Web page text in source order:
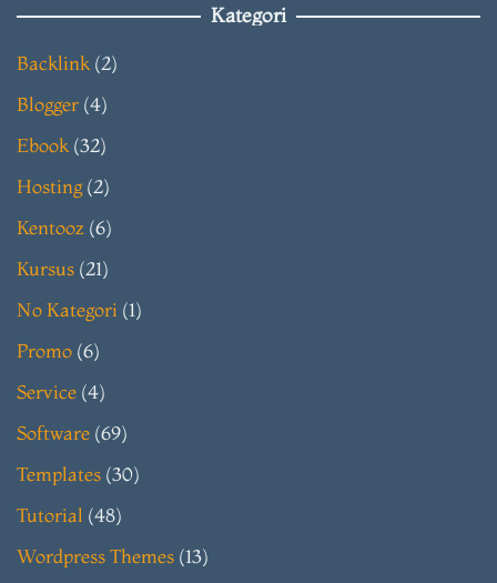
Kategori
Backlink (2)
Blogger (4)
Ebook (32)
Hosting(2)
Kentooz (6)
Kursus (21)
No Kategori (1)
Promo (6)
Service (4)
Software (69)
Templates (30)
Tutorial (48)
Wordpress Themes (13)